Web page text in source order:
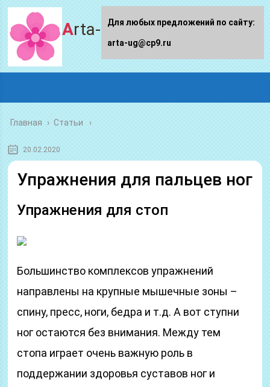
Arta-ug.ru
Главная › Статьи
20.02.2020
Упражнения для пальцев ног
Упражнения для стоп
Большинство комплексов упражнений
направлены на крупные мышечные зоны –
спину, пресс, ноги, бедра и т.д. А вот ступни
ног остаются без внимания. Между тем
стопа играет очень важную роль в
поддержании здоровья суставов ног и
Для любых предложений по сайту:
arta-ug@cp9.ru